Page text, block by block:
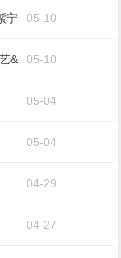
宁
05-10
&
05-10
05-04
05-04
04-29
04-27